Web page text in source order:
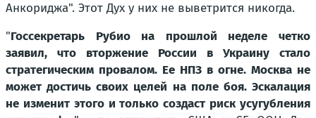
Анкориджа". Этот Дух у них не выветрится никогда.
"Госсекретарь Рубио на прошлой неделе четко
заявил, что вторжение России в Украину стало
стратегическим провалом. Ее НПЗ в огне. Москва не
может достичь своих целей на поле боя. Эскалация
не изменит этого и только создаст риск усугубления